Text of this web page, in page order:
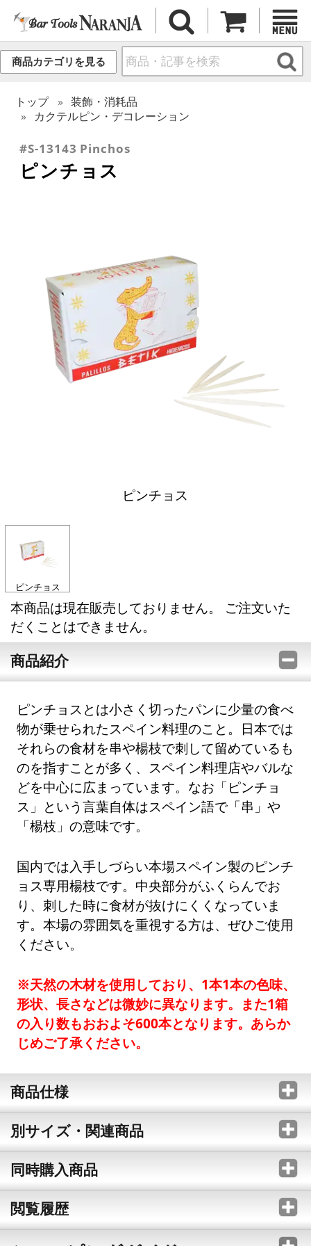
商品カテゴリを見る
トップ
装飾・消耗品
カクテルピン・デコレーション
#S-13143 Pinchos
ピンチョス
ピンチョス
ピンチョス
本商品は現在販売しておりません。 ご注文いた
だくことはできません。
商品紹介
ピンチョスとは小さく切ったパンに少量の食べ
物が乗せられたスペイン料理のこと。日本では
それらの食材を串や楊枝で刺して留めているも
のを指すことが多く、スペイン料理店やバルな
どを中心に広まっています。なお「ピンチョ
ス」という言葉自体はスペイン語で「串」や
「楊枝」の意味です。
国内では入手しづらい本場スペイン製のピンチ
ョス専用楊枝です。中央部分がふくらんでお
り、刺した時に食材が抜けにくくなっていま
す。本場の雰囲気を重視する方は、ぜひご使用
ください。
※天然の木材を使用しており、1本1本の色味、
形状、長さなどは微妙に異なります。また1箱
の入り数もおおよそ600本となります。あらか
じめご了承ください。
商品仕様
別サイズ・関連商品
同時購入商品
閲覧履歴